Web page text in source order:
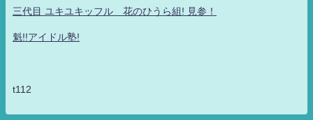
三代目 ユキユキッフル 花のひうら組! 見参！
魁!!アイドル塾!
t112